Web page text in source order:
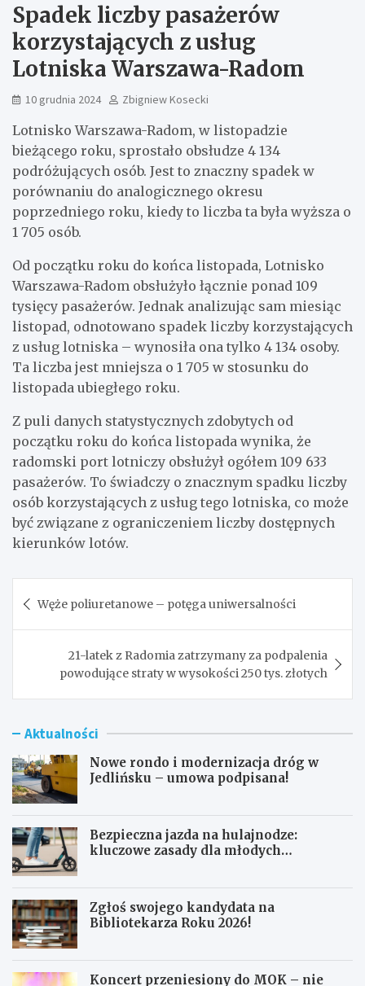
Spadek liczby pasażerów
korzystających z usług
Lotniska Warszawa-Radom
10 grudnia 2024 Zbigniew Kosecki
Lotnisko Warszawa-Radom, w listopadzie
bieżącego roku, sprostało obsłudze 4 134
podróżujących osób. Jest to znaczny spadek w
porównaniu do analogicznego okresu
poprzedniego roku, kiedy to liczba ta była wyższa o
1 705 osób.
Od początku roku do końca listopada, Lotnisko
Warszawa-Radom obsłużyło łącznie ponad 109
tysięcy pasażerów. Jednak analizując sam miesiąc
listopad, odnotowano spadek liczby korzystających
z usług lotniska – wynosiła ona tylko 4 134 osoby.
Ta liczba jest mniejsza o 1 705 w stosunku do
listopada ubiegłego roku.
Z puli danych statystycznych zdobytych od
początku roku do końca listopada wynika, że
radomski port lotniczy obsłużył ogółem 109 633
pasażerów. To świadczy o znacznym spadku liczby
osób korzystających z usług tego lotniska, co może
być związane z ograniczeniem liczby dostępnych
kierunków lotów.
wpisu
Węże poliuretanowe – potęga uniwersalności
21-latek z Radomia zatrzymany za podpalenia
powodujące straty w wysokości 250 tys. złotych
Aktualności
Nowe rondo i modernizacja dróg w
Jedlińsku – umowa podpisana!
Bezpieczna jazda na hulajnodze:
kluczowe zasady dla młodych
Zgłoś swojego kandydata na
Bibliotekarza Roku 2026!
Koncert przeniesiony do MOK – nie